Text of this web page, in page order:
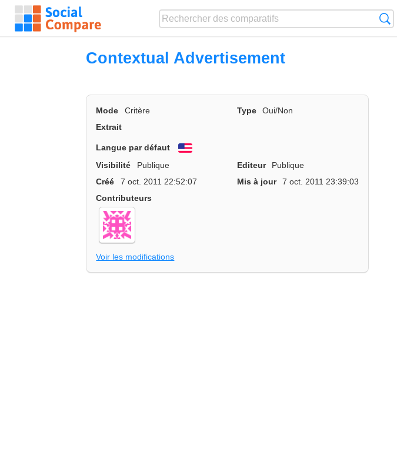
Contextual Advertisement
Mode Critère Type
Oui/Non
Extrait
Langue par défaut
Visibilité
Publique Editeur
Publique
Créé
7 oct. 2011 22:52:07 Mis à jour
7 oct. 2011 23:39:03
Contributeurs
Voir les modifications